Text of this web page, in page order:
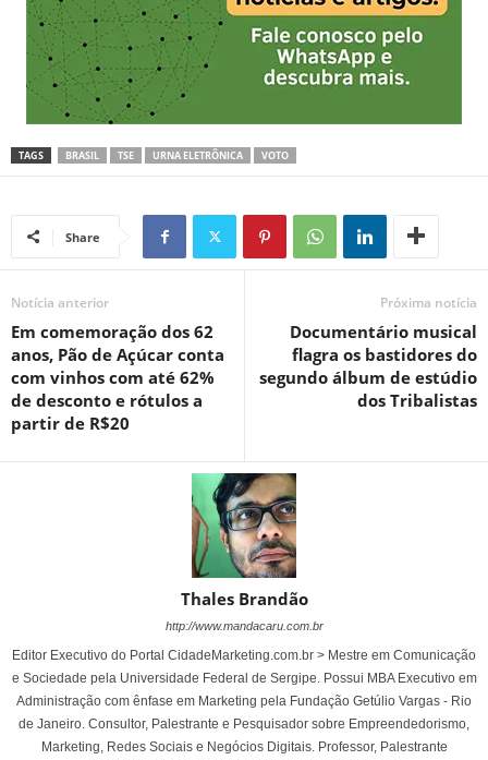
TAGS BRASIL TSE URNA ELETRÔNICA VOTO
Share
Notícia anterior
Em comemoração dos 62
anos, Pão de Açúcar conta
com vinhos com até 62%
de desconto e rótulos a
partir de R$20
Próxima notícia
Documentário musical
flagra os bastidores do
segundo álbum de estúdio
dos Tribalistas
Thales Brandão
http://www.mandacaru.com.br
Editor Executivo do Portal CidadeMarketing.com.br > Mestre em Comunicação
e Sociedade pela Universidade Federal de Sergipe. Possui MBA Executivo em
Administração com ênfase em Marketing pela Fundação Getúlio Vargas - Rio
de Janeiro. Consultor, Palestrante e Pesquisador sobre Empreendedorismo,
Marketing, Redes Sociais e Negócios Digitais. Professor, Palestrante